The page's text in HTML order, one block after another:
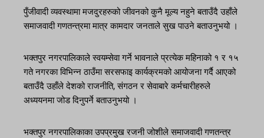
पुँजीवादी व्यवस्थामा मजदुरहरुको जीवनको कुनै मूल्य नहुने बताउँदै उहाँले
समाजवादी गणतन्त्रमा मात्र कामदार जनताले सुख पाउने बताउनुभयो ।
भक्तपुर नगरपालिकाले स्वयम्सेवा गर्ने भावनाले प्रत्येक महिनाको १ र १५
गते नगरका विभिन्न ठाउँमा सरसफाइ कार्यक्रमको आयोजना गर्दै आएको
बताउँदै उहाँले देशको राजनीति, संगठन र सेवाबारे कर्मचारीहरुले
अध्ययनमा जोड दिनुपर्ने बताउनुभयो ।
भक्तपुर नगरपालिकाका उपप्रमुख रजनी जोशीले समाजवादी गणतन्त्र